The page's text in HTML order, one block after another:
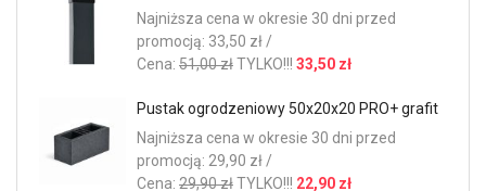
Najniższa cena w okresie 30 dni przed
promocją: 33,50 zł /
Cena: 51,00 złTYLKO!!! 33,50 zł
Pustak ogrodzeniowy 50x20x20 PRO+ grafit
Najniższa cena w okresie 30 dni przed
promocją: 29,90 zł /
Cena: 29,90 złTYLKO!!! 22,90 zł